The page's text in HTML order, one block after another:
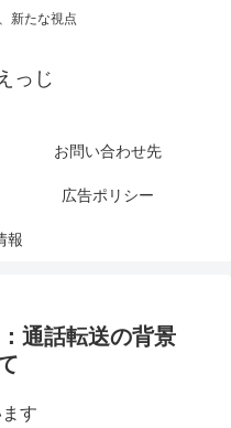
新たな視点
っじ
お問い合わせ先
広告ポリシー
報
通話転送の背景
す